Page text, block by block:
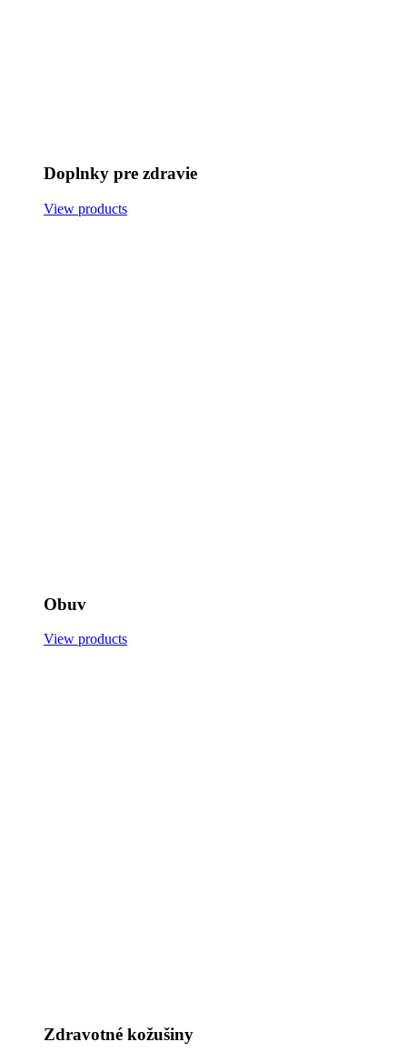
Doplnky pre zdravie
View products
Obuv
View products
Zdravotné kožušiny